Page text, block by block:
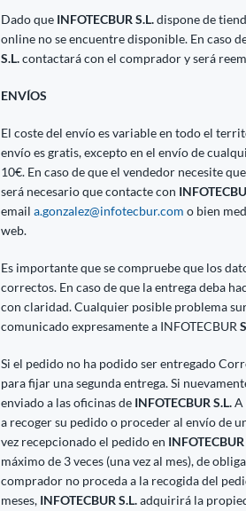
Dado que INFOTECBUR S.L.dispone de
online no se encuentre disponible. En caso
S.L.contactará con el comprador y será
ENVÍOS
El coste del envío es variable en todo el
envío es gratis, excepto en el envío de
10€. En caso de que el vendedor necesite
será necesario que contacte con
email a.gonzalez@infotecbur.com o bien
web.
Es importante que se compruebe que los
correctos. En caso de que la entrega deba
con claridad. Cualquier posible problema
comunicado expresamente a INFOTECBUR
Si el pedido no ha podido ser entregado
para fijar una segunda entrega. Si
enviado a las oficinas de INFOTECBUR S.L.A
a recoger su pedido o proceder al envío de
vez recepcionado el pedido en INFOTECBUR
máximo de 3 veces (una vez al mes), de
comprador no proceda a la recogida del
meses, INFOTECBUR S.L.adquirirá la